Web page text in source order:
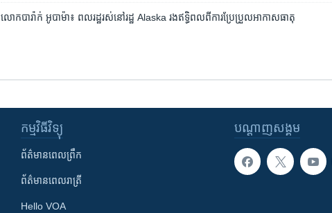
លោក​បារ៉ាក់​ អូបាម៉ា៖​ ពលរដ្ឋរស់នៅរដ្ឋ ​Alaska ​រង​ឥទ្ធិពល​ពីការ​ប្រែប្រួល​អាកាស​ធាតុ
បណ្តាញ​សង្គម
កម្មវិធី​វិទ្យុ
ព័ត៌មាន​ពេល​ព្រឹក
ព័ត៌មាន​​ពេល​រាត្រី
Hello VOA